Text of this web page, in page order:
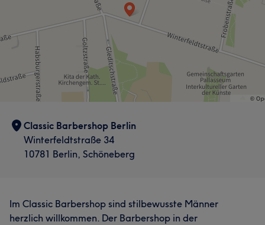
Professionell Gründlich 25
Kompetent
Classic Barbershop Berlin
Winterfeldtstraße 34
10781 Berlin, Schöneberg
Im Classic Barbershop sind stilbewusste Männer
herzlich willkommen. Der Barbershop in der